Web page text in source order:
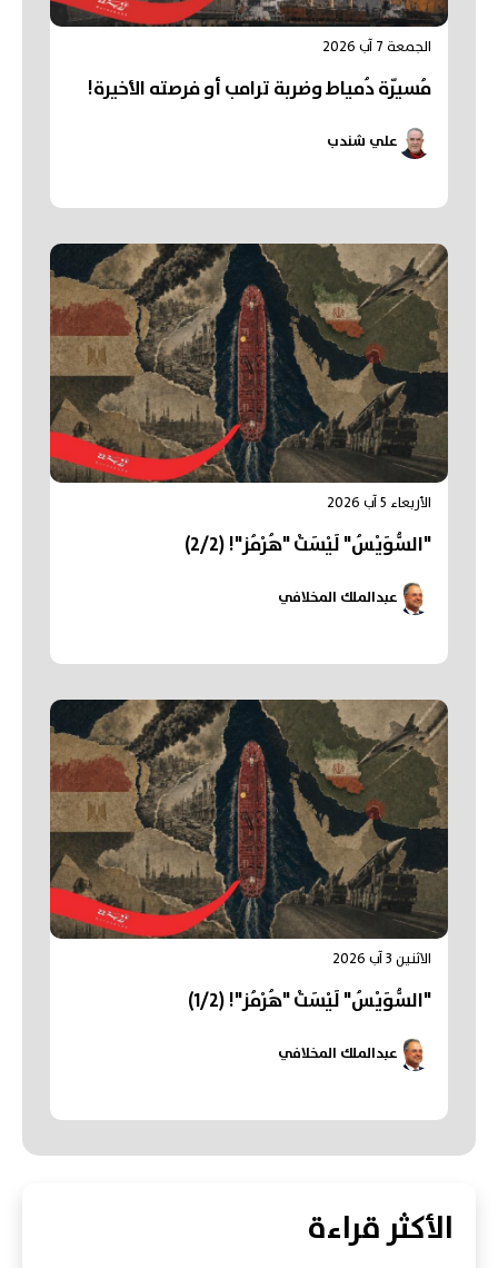
الجمعة 7 آب 2026
مُسيّرة دُمياط وضربة ترامب أو فرصته الأخيرة!
علي شندب
الأربعاء 5 آب 2026
"السُّوَيْسُ" لَيْسَتْ "هُرْمُز"! (2/2)
عبدالملك المخلافي
الاثنين 3 آب 2026
"السُّوَيْسُ" لَيْسَتْ "هُرْمُز"! (1/2)
عبدالملك المخلافي
الأكثر قراءة